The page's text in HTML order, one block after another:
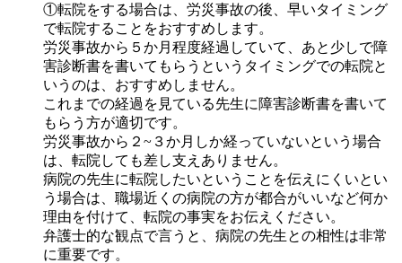
①転院をする場合は、労災事故の後、早いタイミング
で転院することをおすすめします。
労災事故から５か月程度経過していて、あと少しで障
害診断書を書いてもらうというタイミングでの転院と
いうのは、おすすめしません。
これまでの経過を見ている先生に障害診断書を書いて
もらう方が適切です。
労災事故から２~３か月しか経っていないという場合
は、転院しても差し支えありません。
病院の先生に転院したいということを伝えにくいとい
う場合は、職場近くの病院の方が都合がいいなど何か
理由を付けて、転院の事実をお伝えください。
弁護士的な観点で言うと、病院の先生との相性は非常
に重要です。